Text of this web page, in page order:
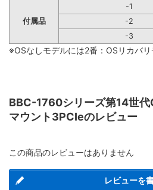
付属品
-1
-2
-3
※OSなしモデルには2番：OSリカバリ
BBC-1760シリーズ第14世
マウント3PCIeのレビュー
この商品のレビューはありません
レビューを